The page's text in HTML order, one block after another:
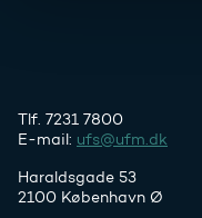
Tlf. 7231 7800
E-mail: ufs@ufm.dk
Haraldsgade 53
2100 København Ø